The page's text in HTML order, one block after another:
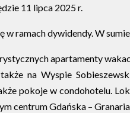
11 lipca 2025 r.
ramach dywidendy. W
apartamenty
na Wyspie
pokoje w condohotelu.
centrum Gdańska –